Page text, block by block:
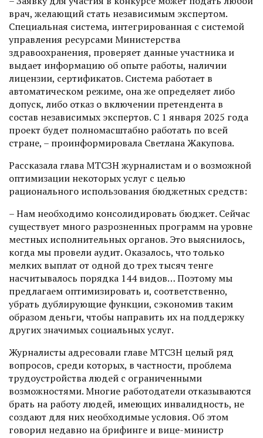
врач, желающий стать независимым экспертом.
Специальная система, интегрированная с системой
управления ресурсами Министерства
здравоохранения, проверяет данные участника и
выдает информацию об опыте работы, наличии
лицензии, сертификатов. Система работает в
автоматическом режиме, она же определяет либо
допуск, либо отказ о включении претендента в
состав независимых экспертов. С 1 января 2025 года
проект будет полномасштабно работать по всей
стране, – проинформировала Светлана Жакупова.
Рассказала глава МТСЗН журналистам и о возможной
оптимизации некоторых услуг с целью
рационального использования бюджетных средств:
– Нам необходимо консолидировать бюджет. Сейчас
существует много разрозненных программ на уровне
местных исполнительных органов. Это выяснилось,
когда мы провели аудит. Оказалось, что только
мелких выплат от одной до трех тысяч тенге
насчитывалось порядка 144 видов… Поэтому мы
предлагаем оптимизировать и, соответственно,
убрать дублирую­щие функции, сэкономив таким
образом деньги, чтобы направить их на поддержку
других значимых социальных услуг.
Журналисты адресовали главе МТСЗН целый ряд
вопросов, среди которых, в частности, проблема
трудоустройства людей с ограниченными
возможностями. Многие работодатели отказываются
брать на работу людей, имеющих инвалидность, не
создают для них необходимые условия. Об этом
говорил недавно на брифинге и вице-министр